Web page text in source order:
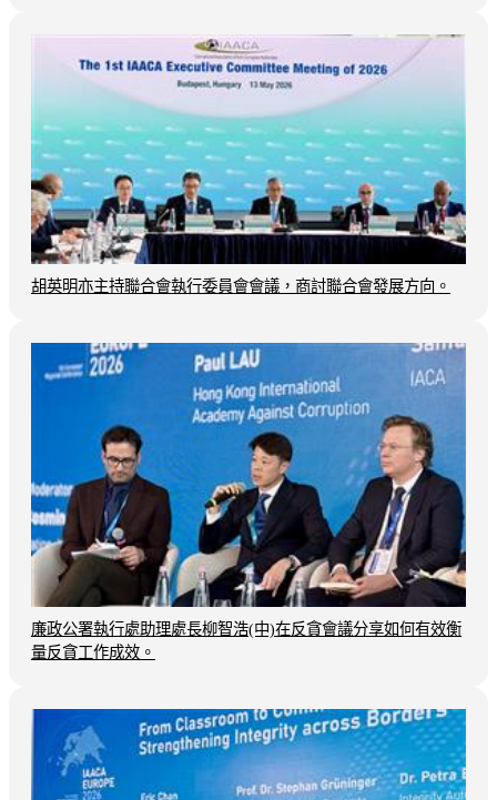
胡英明亦主持聯合會執行委員會會議，商討聯合會發展方向。
廉政公署執行處助理處長柳智浩(中)在反貪會議分享如何有效衡
量反貪工作成效。